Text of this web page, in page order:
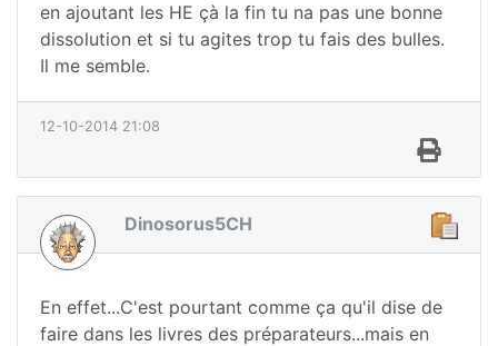
en ajoutant les HE çà la fin tu na pas une bonne
dissolution et si tu agites trop tu fais des bulles.
Il me semble.
12-10-2014 21:08
Dinosorus5CH
En effet...C'est pourtant comme ça qu'il dise de
faire dans les livres des préparateurs...mais en